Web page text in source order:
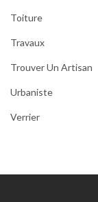
Toiture
Travaux
Trouver Un Artisan
Urbaniste
Verrier